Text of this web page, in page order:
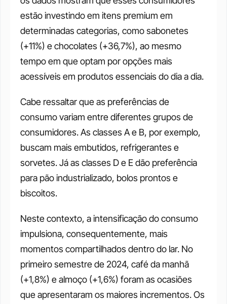
estão investindo em itens premium em
determinadas categorias, como sabonetes
(+11%) e chocolates (+36,7%), ao mesmo
tempo em que optam por opções mais
acessíveis em produtos essenciais do dia a dia.
Cabe ressaltar que as preferências de
consumo variam entre diferentes grupos de
consumidores. As classes A e B, por exemplo,
buscam mais embutidos, refrigerantes e
sorvetes. Já as classes D e E dão preferência
para pão industrializado, bolos prontos e
biscoitos.
Neste contexto, a intensificação do consumo
impulsiona, consequentemente, mais
momentos compartilhados dentro do lar. No
primeiro semestre de 2024, café da manhã
(+1,8%) e almoço (+1,6%) foram as ocasiões
que apresentaram os maiores incrementos. Os